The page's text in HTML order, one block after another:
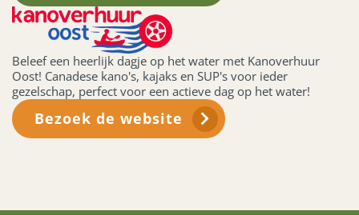
Beleef een heerlijk dagje op het water met Kanoverhuur
Oost! Canadese kano's, kajaks en SUP's voor ieder
gezelschap, perfect voor een actieve dag op het water!
Bezoek de website